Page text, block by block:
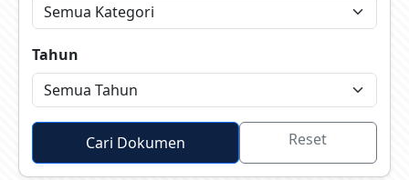
Tahun
Cari Dokumen Reset